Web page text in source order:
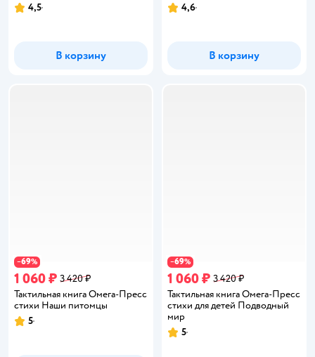
Рейтинг:
4,5
В корзину
Рейтинг:
4,6
В корзину
−69%
1 060 ₽ 3 420 ₽
Тактильная книга Омега-Пресс
стихи Наши питомцы
Рейтинг:
5
−69%
1 060 ₽ 3 420 ₽
Тактильная книга Омега-Пресс
стихи для детей Подводный
мир
Рейтинг:
5